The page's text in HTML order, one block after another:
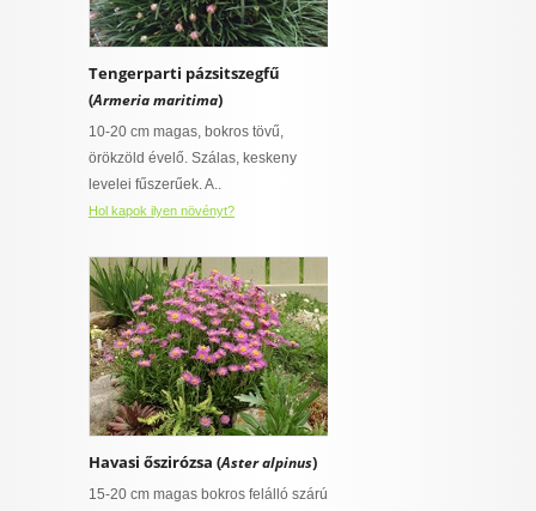
Tengerparti pázsitszegfű
(Armeria maritima)
10-20 cm magas, bokros tövű,
örökzöld évelő. Szálas, keskeny
levelei fűszerűek. A..
Hol kapok ilyen növényt?
Havasi őszirózsa (Aster alpinus)
15-20 cm magas bokros felálló szárú